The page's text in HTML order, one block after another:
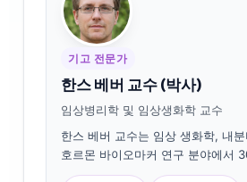
기고 전문가
한스 베버 교수 (박사)
임상병리학 및 임상생화학 교수
한스 베버 교수는 임상 생화학, 내
호르몬 바이오마커 연구 분야에서
을 보유하고 있습니다. 독일 임상화